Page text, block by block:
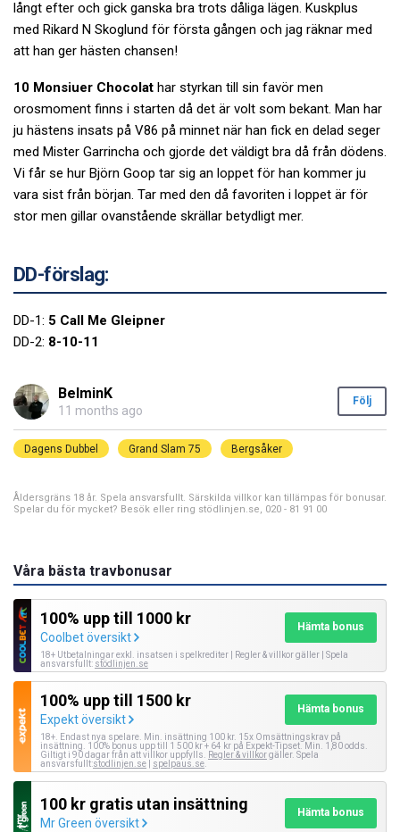
långt efter och gick ganska bra trots dåliga lägen. Kuskplus
med Rikard N Skoglund för första gången och jag räknar med
att han ger hästen chansen!
10 Monsiuer Chocolat har styrkan till sin favör men
orosmoment finns i starten då det är volt som bekant. Man har
ju hästens insats på V86 på minnet när han fick en delad seger
med Mister Garrincha och gjorde det väldigt bra då från dödens.
Vi får se hur Björn Goop tar sig an loppet för han kommer ju
vara sist från början. Tar med den då favoriten i loppet är för
stor men gillar ovanstående skrällar betydligt mer.
DD-förslag:
DD-1: 5 Call Me Gleipner
DD-2: 8-10-11
BelminK
11 months ago
Följ
Dagens Dubbel Grand Slam 75 Bergsåker
Åldersgräns 18 år. Spela ansvarsfullt. Särskilda villkor kan tillämpas för bonusar.
Spelar du för mycket? Besök eller ring stödlinjen.se, 020 - 81 91 00
Våra bästa travbonusar
100% upp till 1000 kr
Coolbet översikt
Hämta bonus
18+ Utbetalningar exkl. insatsen i spelkrediter | Regler & villkor gäller | Spela
ansvarsfullt: stödlinjen.se
100% upp till 1500 kr
Expekt översikt
Hämta bonus
18+. Endast nya spelare. Min. insättning 100 kr. 15x Omsättningskrav på
insättning. 100% bonus upp till 1 500 kr + 64 kr på Expekt-Tipset. Min. 1,80 odds.
Giltigt i 90 dagar från att villkor uppfylls.
Regler & villkorgäller. Spela
ansvarsfullt:stodlinjen.se spelpaus.se
100 kr gratis utan insättning
Mr Green översikt
Hämta bonus